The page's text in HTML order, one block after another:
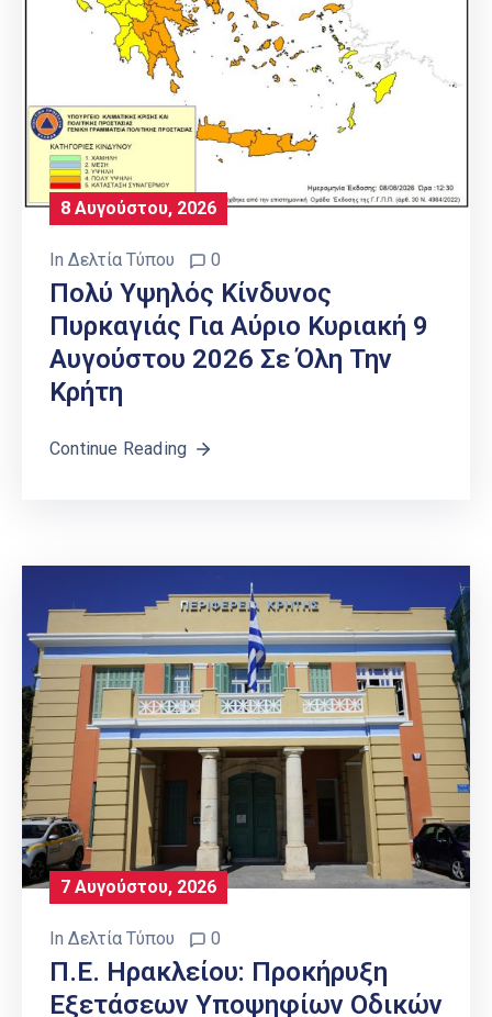
8 Αυγούστου, 2026
In Δελτία Τύπου 0
Πολύ Υψηλός Κίνδυνος
Πυρκαγιάς Για Αύριο Κυριακή 9
Αυγούστου 2026 Σε Όλη Την
Κρήτη
Continue Reading
7 Αυγούστου, 2026
In Δελτία Τύπου 0
Π.Ε. Ηρακλείου: Προκήρυξη
Εξετάσεων Υποψηφίων Οδικών